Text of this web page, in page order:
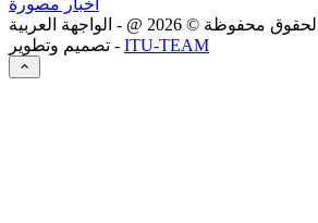
اخبار مصورة
محفوظة © 2026 @ - الواجهة العربية
تصميم وتطوير - ITU-TEAM